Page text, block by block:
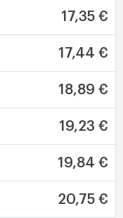
17,35 €
17,44 €
18,89 €
19,23 €
19,84 €
20,75 €